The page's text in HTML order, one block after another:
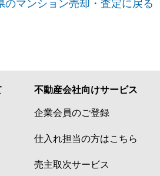
不動産会社向けサービス
企業会員のご登録
仕入れ担当の方はこちら
売主取次サービス